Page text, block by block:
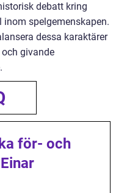
debatt kring
inom spelgemenskapen.
dessa karaktärer
givande
för- och